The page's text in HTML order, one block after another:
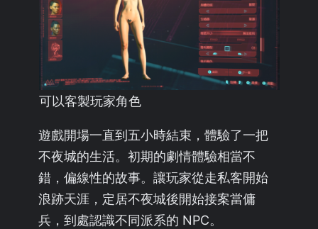
可以客製玩家角色
遊戲開場一直到五小時結束，體驗了一把
不夜城的生活。初期的劇情體驗相當不
錯，偏線性的故事。讓玩家從走私客開始
浪跡天涯，定居不夜城後開始接案當傭
兵，到處認識不同派系的 NPC。